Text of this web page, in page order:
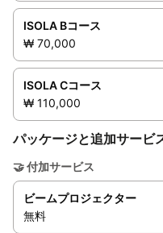
ISOLA Bコース
₩ 70,000
ISOLA Cコース
₩ 110,000
パッケージと追加サービ
🤝付加サービス
ビームプロジェクター
無料